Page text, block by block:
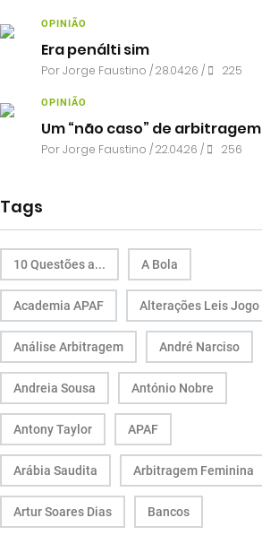
OPINIÃO
Era penálti sim
PorJorge Faustino / 28.04.26 / 225
OPINIÃO
Um “não caso” de arbitragem
PorJorge Faustino / 22.04.26 / 256
Tags
10 Questões a... A Bola
Academia APAF Alterações Leis Jogo
Análise Arbitragem André Narciso
Andreia Sousa António Nobre
Antony Taylor APAF
Arábia Saudita Arbitragem Feminina
Artur Soares Dias Bancos